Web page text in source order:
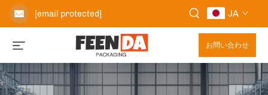
[email protected] JA
お問い合わせ